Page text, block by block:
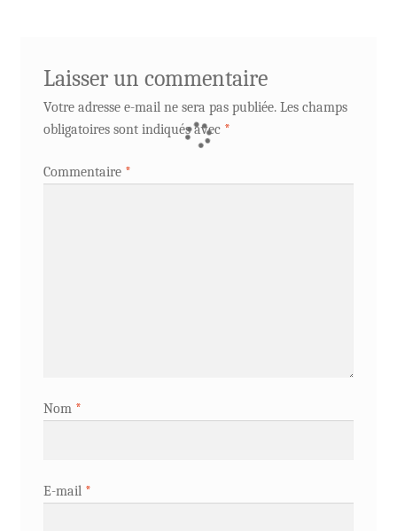
Laisser un commentaire
Votre adresse e-mail ne sera pas publiée. Les champs
obligatoires sont indiqués avec *
Commentaire *
Nom *
E-mail *